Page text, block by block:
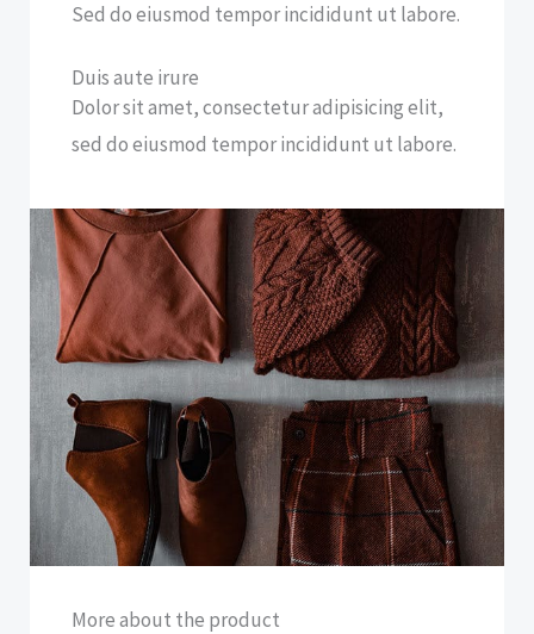
Sed do eiusmod tempor incididunt ut labore.
Duis aute irure
Dolor sit amet, consectetur adipisicing elit,
sed do eiusmod tempor incididunt ut labore.
More about the product